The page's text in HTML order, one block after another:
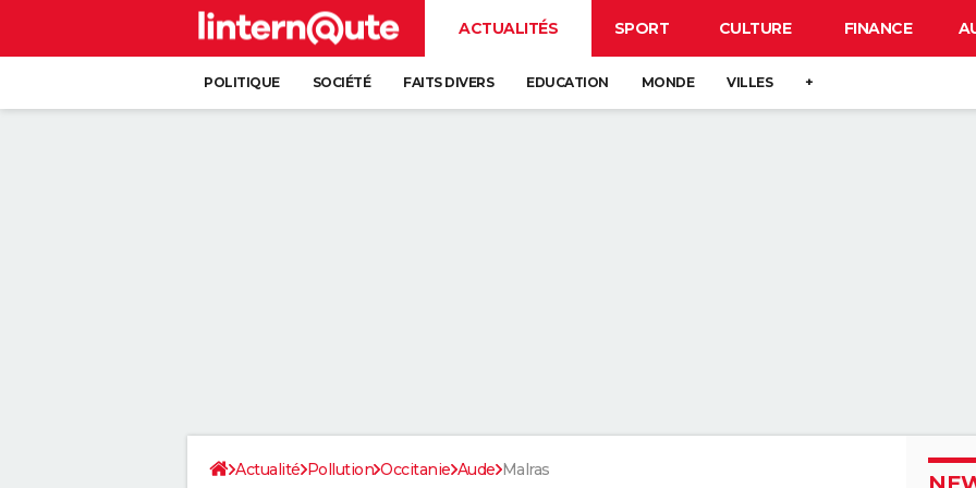
ACTUALITÉS SPORT CULTURE FINANCE
POLITIQUE SOCIÉTÉ FAITS DIVERS EDUCATION MONDE VILLES +
Actualité Pollution Occitanie Aude Malras